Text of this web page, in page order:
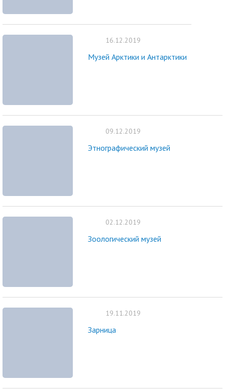
16.12.2019
Музей Арктики и Антарктики
09.12.2019
Этнографический музей
02.12.2019
Зоологический музей
19.11.2019
Зарница